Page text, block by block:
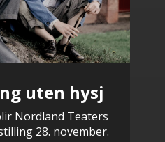
uten hysj
Nordland Teaters
28. november.